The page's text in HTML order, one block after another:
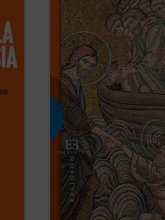
verificar que esta
solamente humana,
corresponde a las
radicales del corazón,
encarar las
ficha)